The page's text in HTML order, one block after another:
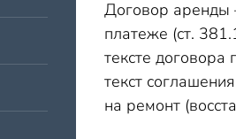
Договор аренды
платеже (ст.
тексте
текст
на ремонт